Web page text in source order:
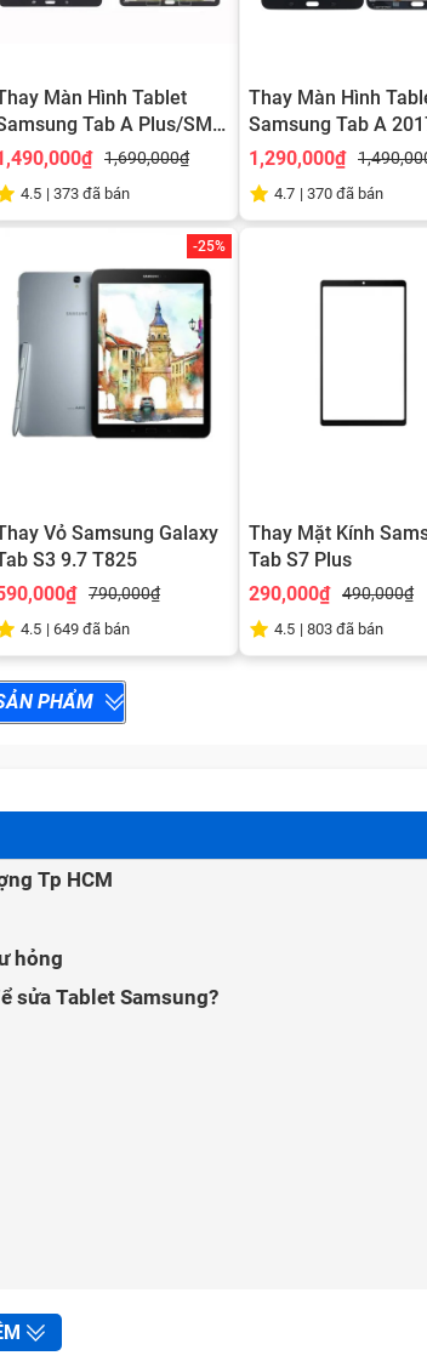
Màn Hình Tablet
Tab A Plus/SM-
1,690,000₫
4.5 | 373 đã bán
Thay Màn Hình
Samsung Tab A
T385
1,290,000₫
4.7 | 370 đã bán
-25%
Vỏ Samsung Galaxy
S3 9.7 T825
790,000₫
4.5 | 649 đã bán
Thay Mặt Kính
Tab S7 Plus
290,000₫
490,000₫
4.5 | 803 đã bán
PHẨM
Tp HCM
hỏng
sửa Tablet Samsung?